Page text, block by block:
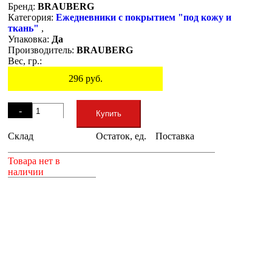
Бренд: BRAUBERG
Категория: Ежедневники с покрытием "под кожу и
ткань" ,
Упаковка: Да
Производитель: BRAUBERG
Вес, гр.:
296руб.
-
+
Купить
Склад Остаток, ед. Поставка
Товара нет в
наличии